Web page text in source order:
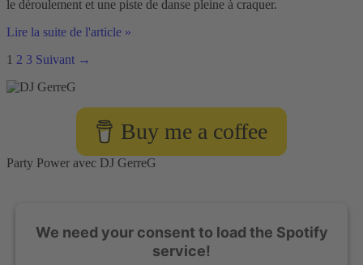
le déroulement et une piste de danse pleine à craquer.
Guide
planification
grand
Lire la suite de l'article »
1 2 3 Suivant →
Buy me a coffee
Party Power avec DJ GerreG
We need your consent to load the Spotify
service!